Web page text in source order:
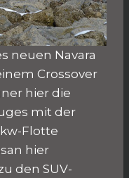
neuen Navara
Crossover
hier die
mit der
Flotte
hier
den SUV-